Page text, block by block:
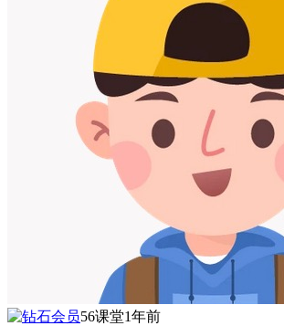
56课堂1年前